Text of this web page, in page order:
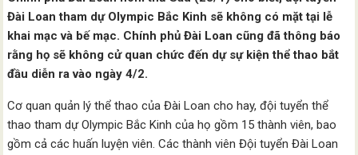
Đài Loan tham dự Olympic Bắc Kinh sẽ không có mặt tại lễ
khai mạc và bế mạc. Chính phủ Đài Loan cũng đã thông báo
rằng họ sẽ không cử quan chức đến dự sự kiện thể thao bắt
đầu diễn ra vào ngày 4/2.
Cơ quan quản lý thể thao của Đài Loan cho hay, đội tuyển thể
thao tham dự Olympic Bắc Kinh của họ gồm 15 thành viên, bao
gồm cả các huấn luyện viên. Các thành viên Đội tuyển Đài Loan